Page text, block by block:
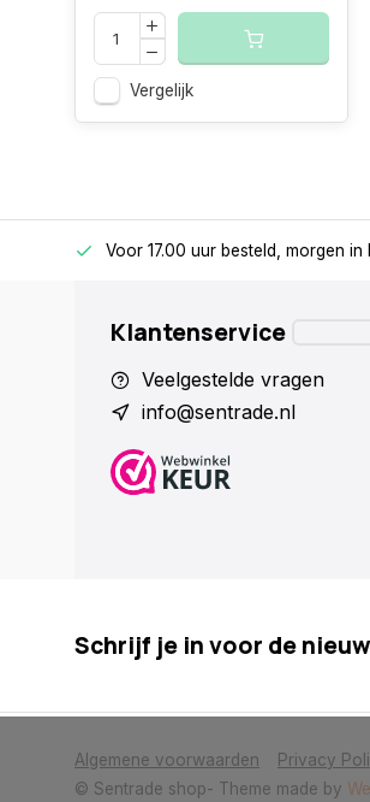
Vergelijk
Voor 17.00 uur besteld, morgen in
Klantenservice
Veelgestelde vragen
info@sentrade.nl
Schrijf je in voor de
Algemene voorwaarden Privacy
© Sentrade shop- Theme made by